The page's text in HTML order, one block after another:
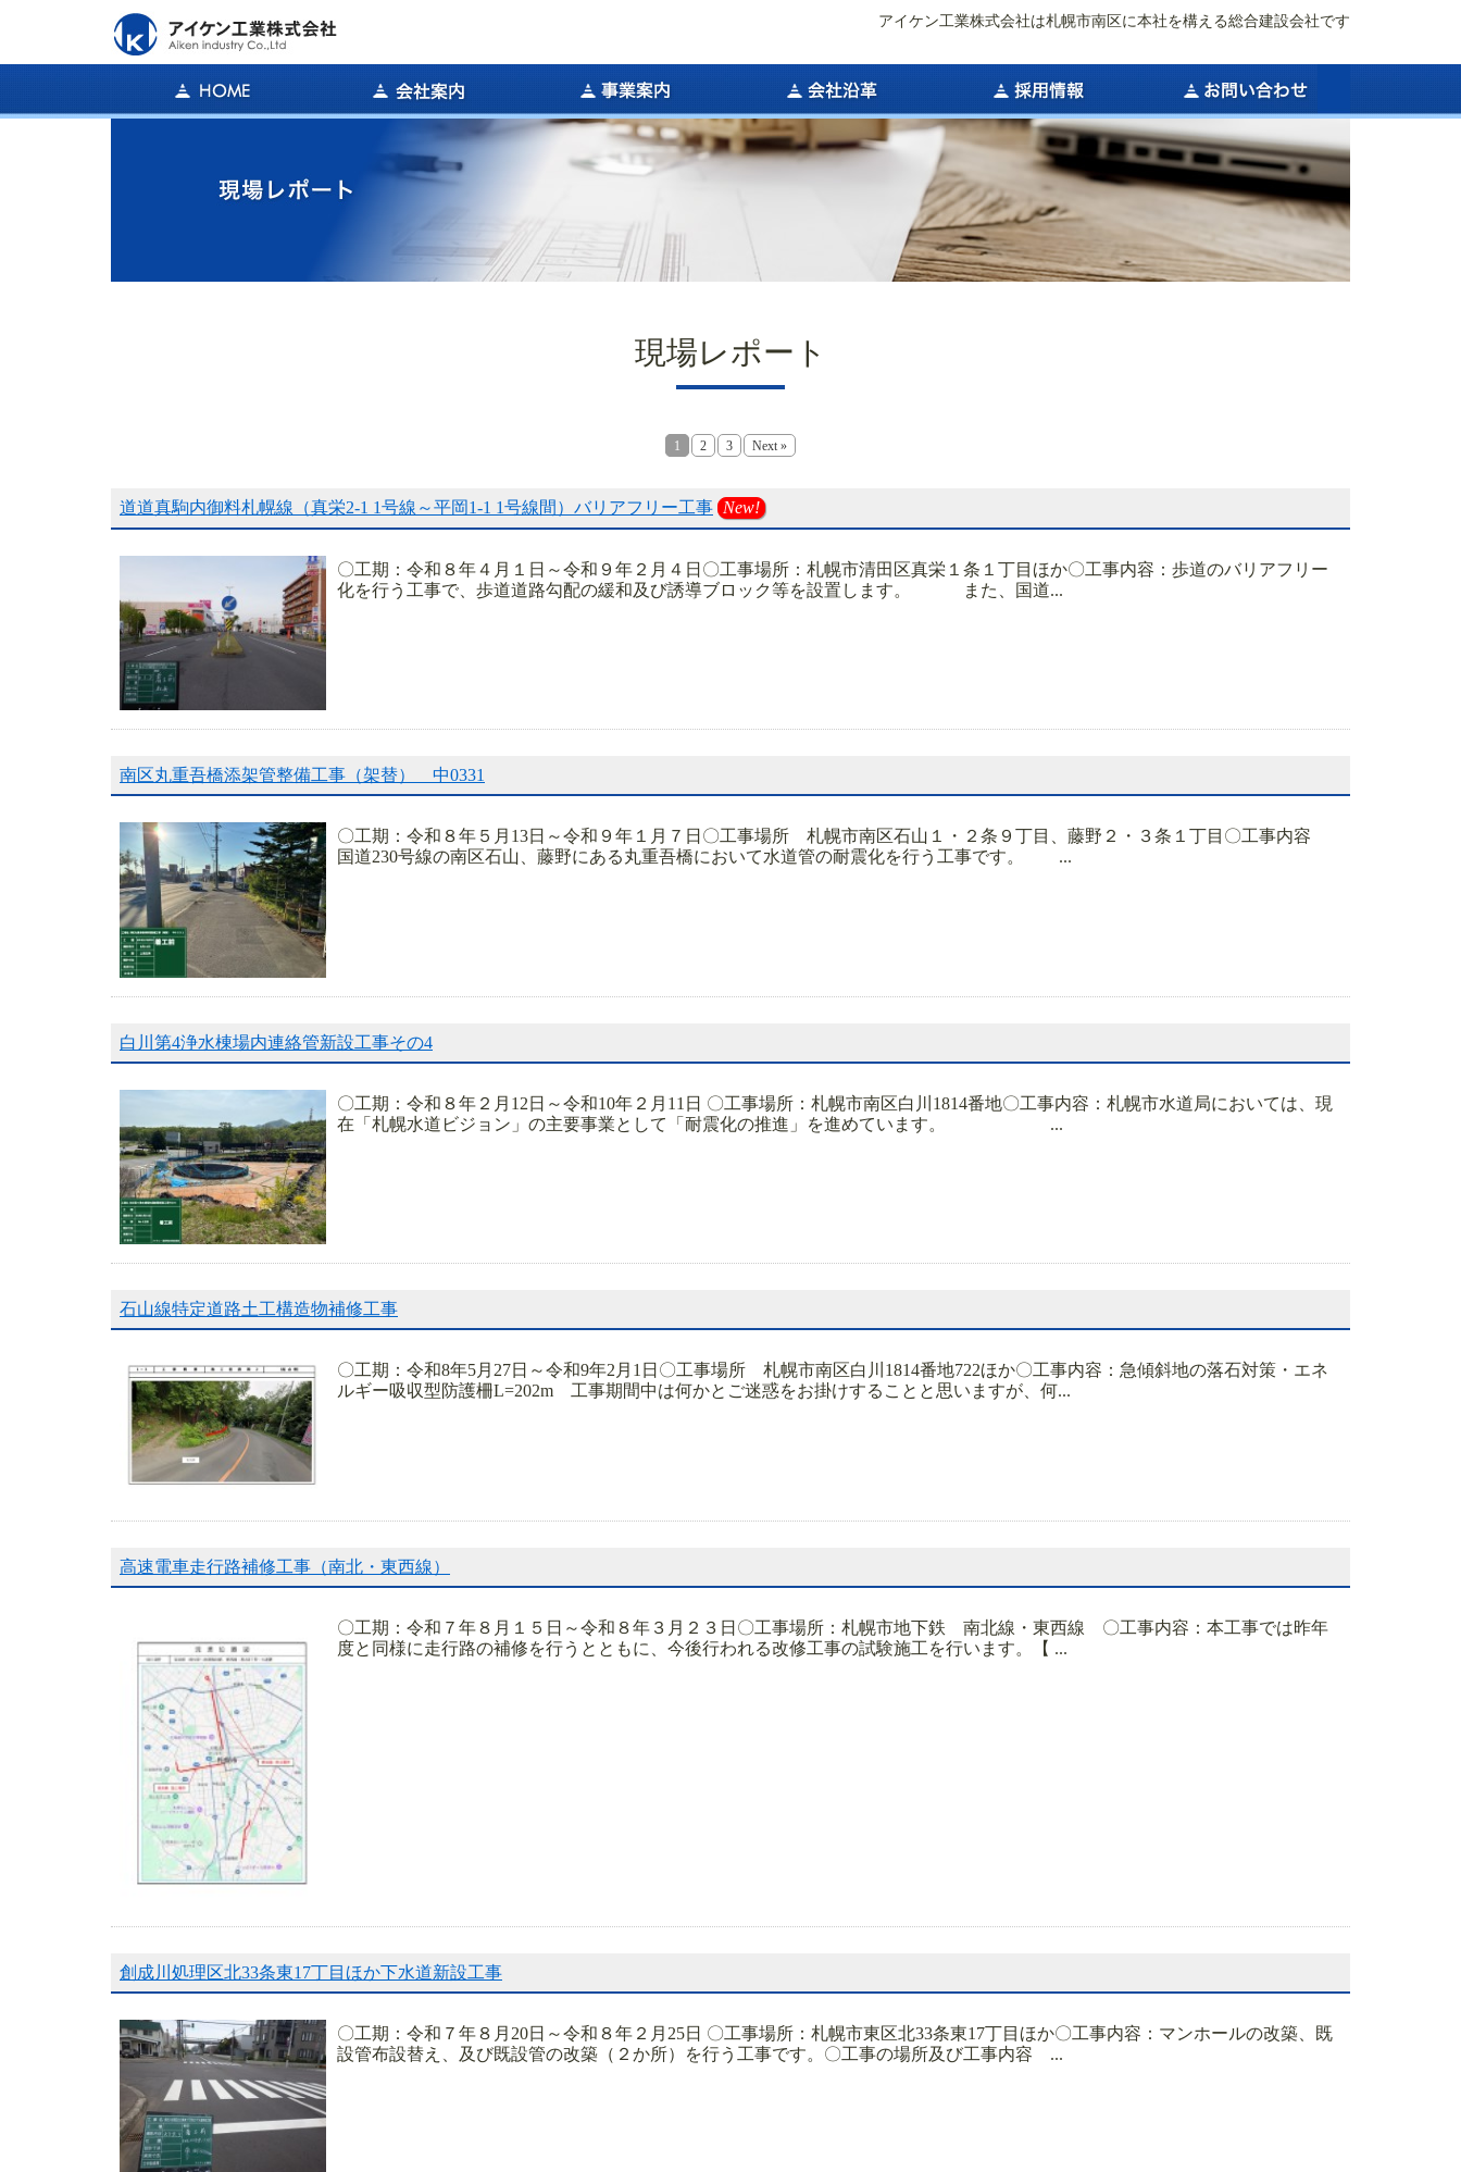
アイケン工業株式会社は札幌市南区に本社を構える総合建設会社です
現場レポート
1 2 3 Next »
道道真駒内御料札幌線（真栄2-1 1号線～平岡1-1 1号線間）バリアフリー工事 New!
〇工期：令和８年４月１日～令和９年２月４日〇工事場所：札幌市清田区真栄１条１丁目ほか〇工事内容：歩道のバリアフリー
化を行う工事で、歩道道路勾配の緩和及び誘導ブロック等を設置します。 また、国道...
南区丸重吾橋添架管整備工事（架替） 中0331
〇工期：令和８年５月13日～令和９年１月７日〇工事場所 札幌市南区石山１・２条９丁目、藤野２・３条１丁目〇工事内容
国道230号線の南区石山、藤野にある丸重吾橋において水道管の耐震化を行う工事です。 ...
白川第4浄水棟場内連絡管新設工事その4
〇工期：令和８年２月12日～令和10年２月11日 〇工事場所：札幌市南区白川1814番地〇工事内容：札幌市水道局においては、現
在「札幌水道ビジョン」の主要事業として「耐震化の推進」を進めています。 ...
石山線特定道路土工構造物補修工事
〇工期：令和8年5月27日～令和9年2月1日〇工事場所 札幌市南区白川1814番地722ほか〇工事内容：急傾斜地の落石対策・エネ
ルギー吸収型防護柵L=202m 工事期間中は何かとご迷惑をお掛けすることと思いますが、何...
高速電車走行路補修工事（南北・東西線）
〇工期：令和７年８月１５日～令和８年３月２３日〇工事場所：札幌市地下鉄 南北線・東西線 〇工事内容：本工事では昨年
度と同様に走行路の補修を行うとともに、今後行われる改修工事の試験施工を行います。【 ...
創成川処理区北33条東17丁目ほか下水道新設工事
〇工期：令和７年８月20日～令和８年２月25日 〇工事場所：札幌市東区北33条東17丁目ほか〇工事内容：マンホールの改築、既
設管布設替え、及び既設管の改築（２か所）を行う工事です。〇工事の場所及び工事内容 ...